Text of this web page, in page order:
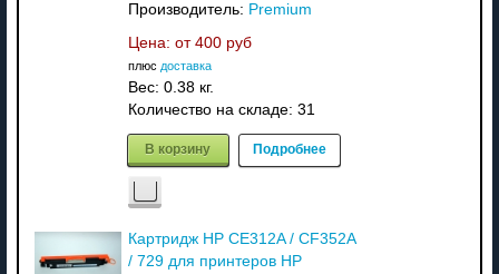
Производитель: Premium
Цена: от 400 руб
плюс доставка
Вес: 0.38 кг.
Количество на складе: 31
В корзину Подробнее
Картридж HP CE312A / CF352A
/ 729 для принтеров HP